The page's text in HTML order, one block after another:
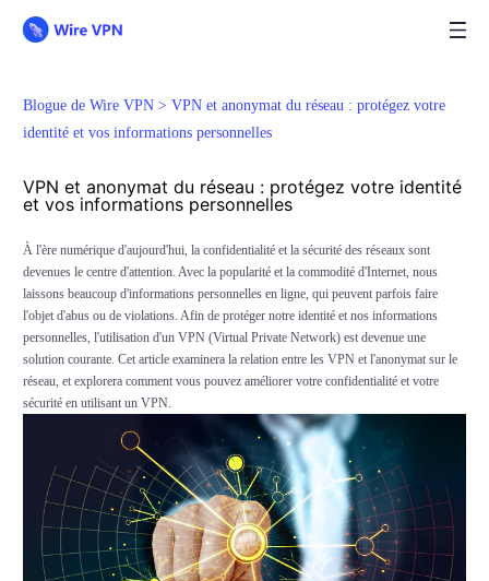
Blogue de Wire VPN > VPN et anonymat du réseau : protégez votre
identité et vos informations personnelles
VPN et anonymat du réseau : protégez votre identité
et vos informations personnelles
À l'ère numérique d'aujourd'hui, la confidentialité et la sécurité des réseaux sont
devenues le centre d'attention. Avec la popularité et la commodité d'Internet, nous
laissons beaucoup d'informations personnelles en ligne, qui peuvent parfois faire
l'objet d'abus ou de violations. Afin de protéger notre identité et nos informations
personnelles, l'utilisation d'un VPN (Virtual Private Network) est devenue une
solution courante. Cet article examinera la relation entre les VPN et l'anonymat sur le
réseau, et explorera comment vous pouvez améliorer votre confidentialité et votre
sécurité en utilisant un VPN.